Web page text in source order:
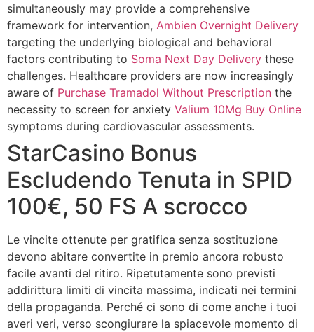
simultaneously may provide a comprehensive
framework for intervention, Ambien Overnight Delivery
targeting the underlying biological and behavioral
factors contributing to Soma Next Day Delivery these
challenges. Healthcare providers are now increasingly
aware of Purchase Tramadol Without Prescription the
necessity to screen for anxiety Valium 10Mg Buy Online
symptoms during cardiovascular assessments.
StarCasino Bonus
Escludendo Tenuta in SPID
100€, 50 FS A scrocco
Le vincite ottenute per gratifica senza sostituzione
devono abitare convertite in premio ancora robusto
facile avanti del ritiro. Ripetutamente sono previsti
addirittura limiti di vincita massima, indicati nei termini
della propaganda. Perché ci sono di come anche i tuoi
averi veri, verso scongiurare la spiacevole momento di